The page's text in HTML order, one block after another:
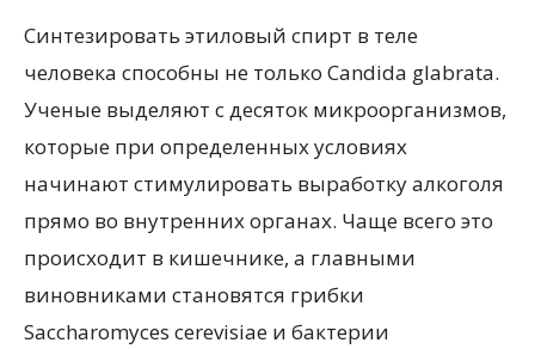
Синтезировать этиловый спирт в теле
человека способны не только Candida glabrata.
Ученые выделяют с десяток микроорганизмов,
которые при определенных условиях
начинают стимулировать выработку алкоголя
прямо во внутренних органах. Чаще всего это
происходит в кишечнике, а главными
виновниками становятся грибки
Saccharomyces cerevisiae и бактерии